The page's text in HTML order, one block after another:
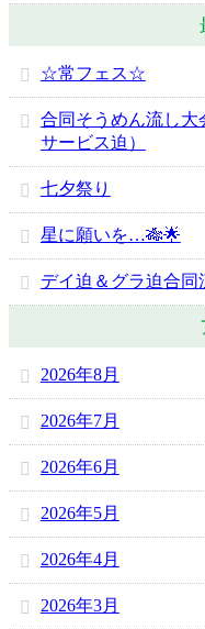
☆常フェス☆
合同そうめん流し大
サービス迫）
七夕祭り
星に願いを…🎋🌟
デイ迫＆グラ迫合同
2026年8月
2026年7月
2026年6月
2026年5月
2026年4月
2026年3月